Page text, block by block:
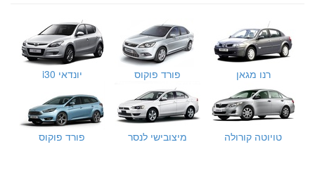
רנו מגאן פורד פוקוס יונדאי i30
טויוטה קורולה מיצובישי לנסר פורד פוקוס